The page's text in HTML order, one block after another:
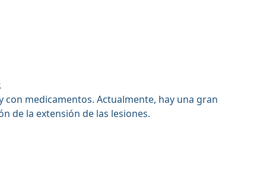
medicamentos. Actualmente, hay una gran
de la extensión de las lesiones.